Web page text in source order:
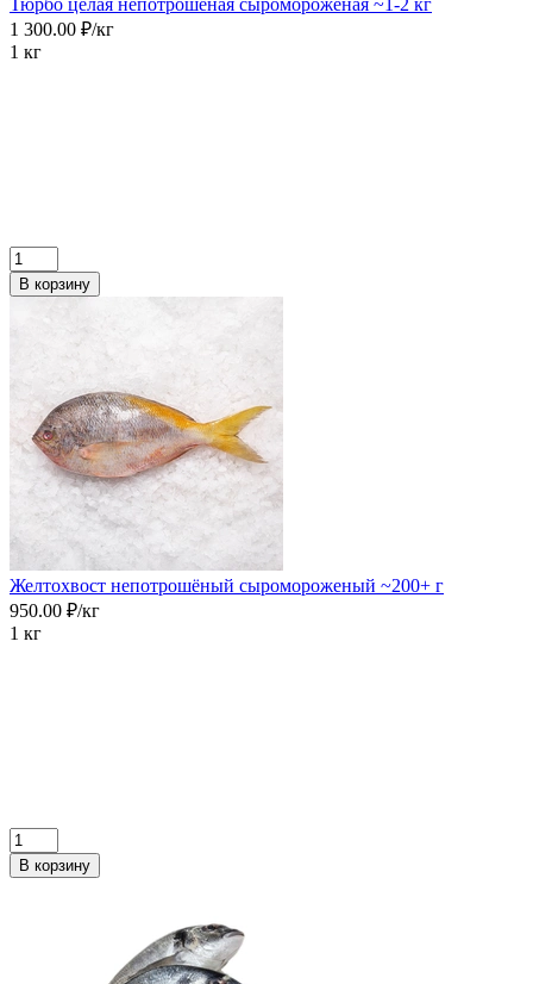
Тюрбо целая непотрошёная сыромороженая ~1-2 кг
1 300.00 ₽/кг
1 кг
В корзину
Желтохвост непотрошёный сыромороженый ~200+ г
950.00 ₽/кг
1 кг
В корзину